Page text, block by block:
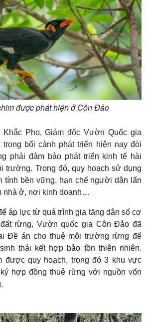
được phát hiện ở Côn Đảo
Khắc Pho, Giám đốc Vườn Quốc gia
bối cảnh phát triển hiện nay đòi
phải đảm bảo phát triển kinh tế hài
trường. Trong đó, quy hoạch sử dụng
tính bền vững, hạn chế người dân lấn
nhà ở, nơi kinh doanh…
áp lực từ quá trình gia tăng dân số cơ
rừng, Vườn quốc gia Côn Đảo đã
Đề án cho thuê môi trường rừng để
thái kết hợp bảo tồn thiên nhiên.
được quy hoạch, trong đó 3 khu vực
hợp đồng thuê rừng với nguồn vốn